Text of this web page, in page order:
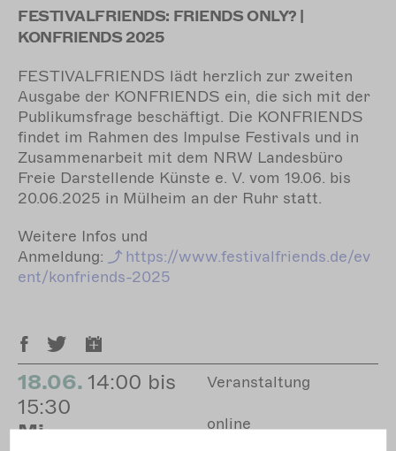
FESTIVALFRIENDS: FRIENDS ONLY? |
KONFRIENDS 2025
FESTIVALFRIENDS lädt herzlich zur zweiten
Ausgabe der KONFRIENDS ein, die sich mit der
Publikumsfrage beschäftigt. Die KONFRIENDS
findet im Rahmen des Impulse Festivals und in
Zusammenarbeit mit dem NRW Landesbüro
Freie Darstellende Künste e. V. vom 19.06. bis
20.06.2025 in Mülheim an der Ruhr statt.
Weitere Infos und
Anmeldung:
https://www.festivalfriends.de/ev
ent/konfriends-2025
18.06. 14:00 bis
15:30
Mi.
Veranstaltung
online